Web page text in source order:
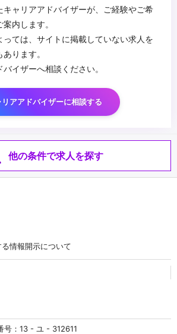
キャリアアドバイザーが、ご経験やご希
内します。
っては、サイトに掲載していない求人を
ります。
イザーへ相談ください。
リアアドバイザーに相談する
他の条件で求人を探す
情報開示について
号：13 - ユ - 312611